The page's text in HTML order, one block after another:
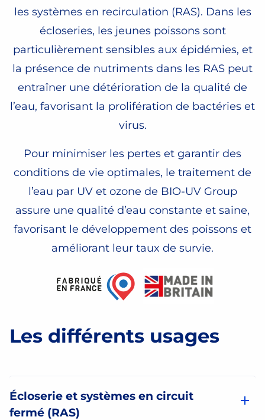
les systèmes en recirculation (RAS). Dans les
écloseries, les jeunes poissons sont
particulièrement sensibles aux épidémies, et
la présence de nutriments dans les RAS peut
entraîner une détérioration de la qualité de
l’eau, favorisant la prolifération de bactéries et
virus.
Pour minimiser les pertes et garantir des
conditions de vie optimales, le traitement de
l’eau par UV et ozone de BIO-UV Group
assure une qualité d’eau constante et saine,
favorisant le développement des poissons et
améliorant leur taux de survie.
Les différents usages
Écloserie et systèmes en circuit
fermé (RAS)